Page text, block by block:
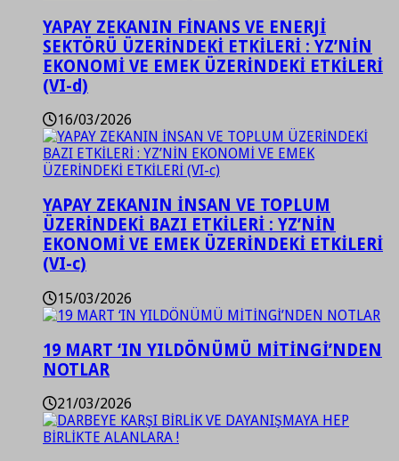
YAPAY ZEKANIN FİNANS VE ENERJİ
SEKTÖRÜ ÜZERİNDEKİ ETKİLERİ : YZ’NİN
EKONOMİ VE EMEK ÜZERİNDEKİ ETKİLERİ
(VI-d)
16/03/2026
YAPAY ZEKANIN İNSAN VE TOPLUM
ÜZERİNDEKİ BAZI ETKİLERİ : YZ’NİN
EKONOMİ VE EMEK ÜZERİNDEKİ ETKİLERİ
(VI-c)
15/03/2026
19 MART ‘IN YILDÖNÜMÜ MİTİNGİ’NDEN
NOTLAR
21/03/2026